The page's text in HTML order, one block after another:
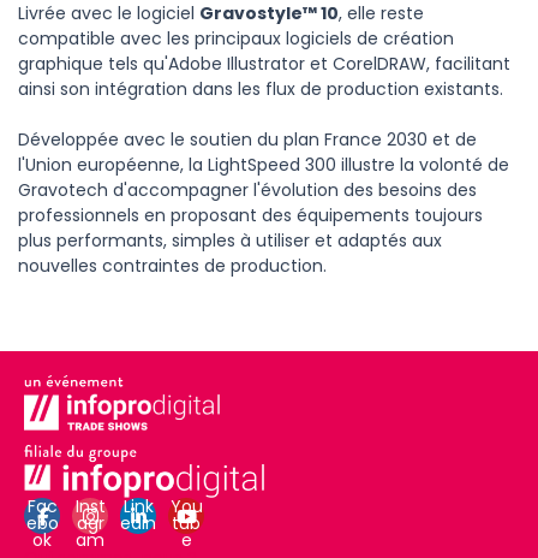
Livrée avec le logiciel Gravostyle™ 10, elle reste
compatible avec les principaux logiciels de création
graphique tels qu'Adobe Illustrator et CorelDRAW, facilitant
ainsi son intégration dans les flux de production existants.
Développée avec le soutien du plan France 2030 et de
l'Union européenne, la LightSpeed 300 illustre la volonté de
Gravotech d'accompagner l'évolution des besoins des
professionnels en proposant des équipements toujours
plus performants, simples à utiliser et adaptés aux
nouvelles contraintes de production.
Fac
ebo
ok
Inst
agr
am
Link
edin
You
tub
e